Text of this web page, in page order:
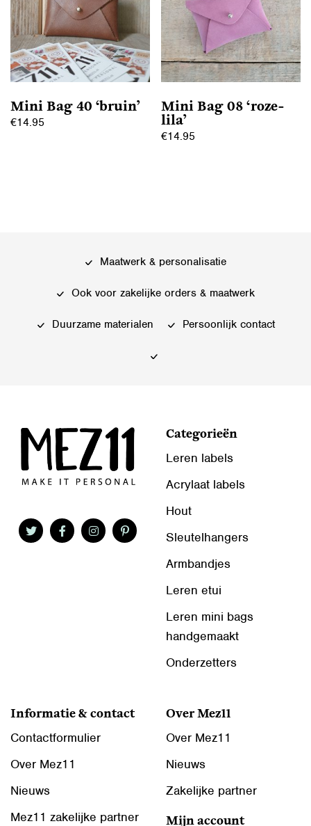
Mini Bag 40 ‘bruin’
€14.95
Mini Bag 08 ‘roze-
lila’
€14.95
Maatwerk & personalisatie
Ook voor zakelijke orders & maatwerk
Duurzame materialen Persoonlijk contact
Categorieën
Leren labels
Acrylaat labels
Hout
Sleutelhangers
Armbandjes
Leren etui
Leren mini bags
handgemaakt
Onderzetters
Informatie & contact
Contactformulier
Over Mez11
Nieuws
Mez11 zakelijke partner
Over Mez11
Over Mez11
Nieuws
Zakelijke partner
Mijn account